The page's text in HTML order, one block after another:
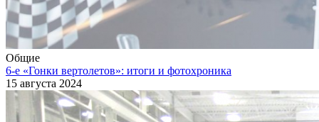
Общие
6-е «Гонки вертолетов»: итоги и фотохроника
15 августа 2024